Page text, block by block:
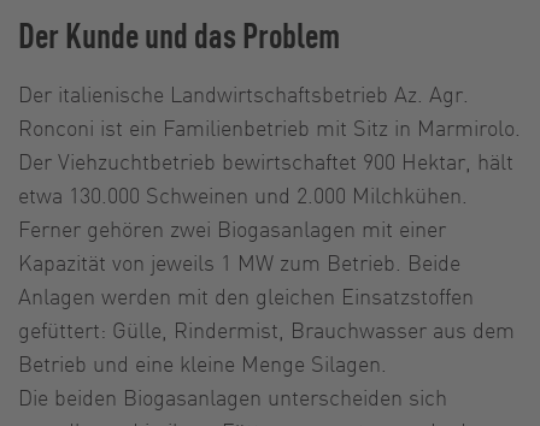
Der Kunde und das Problem
Der italienische Landwirtschaftsbetrieb Az. Agr.
Ronconi ist ein Familienbetrieb mit Sitz in Marmirolo.
Der Viehzuchtbetrieb bewirtschaftet 900 Hektar, hält
etwa 130.000 Schweinen und 2.000 Milchkühen.
Ferner gehören zwei Biogasanlagen mit einer
Kapazität von jeweils 1 MW zum Betrieb. Beide
Anlagen werden mit den gleichen Einsatzstoffen
gefüttert: Gülle, Rindermist, Brauchwasser aus dem
Betrieb und eine kleine Menge Silagen.
Die beiden Biogasanlagen unterscheiden sich